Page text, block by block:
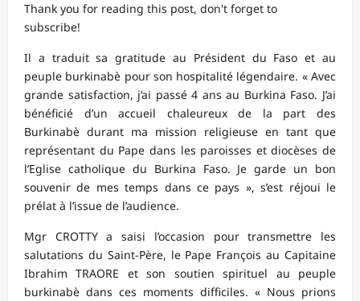
Thank you for reading this post, don't forget to
subscribe!
Il a traduit sa gratitude au Président du Faso et au
peuple burkinabè pour son hospitalité légendaire. « Avec
grande satisfaction, j’ai passé 4 ans au Burkina Faso. J’ai
bénéficié d’un accueil chaleureux de la part des
Burkinabè durant ma mission religieuse en tant que
représentant du Pape dans les paroisses et diocèses de
l’Eglise catholique du Burkina Faso. Je garde un bon
souvenir de mes temps dans ce pays », s’est réjoui le
prélat à l’issue de l’audience.
Mgr CROTTY a saisi l’occasion pour transmettre les
salutations du Saint-Père, le Pape François au Capitaine
Ibrahim TRAORE et son soutien spirituel au peuple
burkinabè dans ces moments difficiles. « Nous prions